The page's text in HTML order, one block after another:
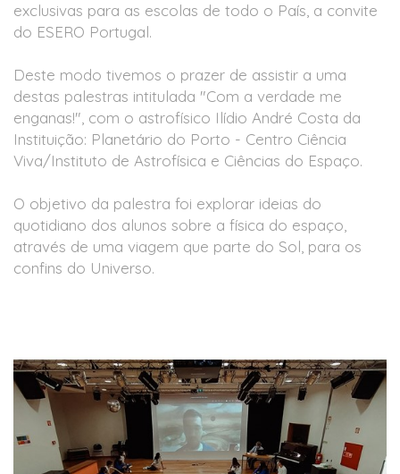
exclusivas para as escolas de todo o País, a convite
do ESERO Portugal.
Deste modo tivemos o prazer de assistir a uma
destas palestras intitulada "Com a verdade me
enganas!", com o astrofísico Ilídio André Costa da
Instituição: Planetário do Porto - Centro Ciência
Viva/Instituto de Astrofísica e Ciências do Espaço.
O objetivo da palestra foi explorar ideias do
quotidiano dos alunos sobre a física do espaço,
através de uma viagem que parte do Sol, para os
confins do Universo.